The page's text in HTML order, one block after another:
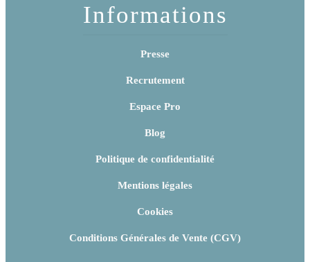
Informations
Presse
Recrutement
Espace Pro
Blog
Politique de confidentialité
Mentions légales
Cookies
Conditions Générales de Vente (CGV)